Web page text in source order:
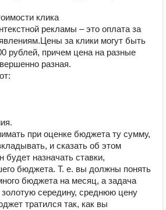
клика
рекламы – это оплата за
за клики могут быть
рублей, причем цена на разные
разная.
при оценке бюджета ту сумму,
и сказать об этом
будет назначать ставки,
бюджета. Т. е. вы должны понять
бюджета на месяц, а задача
золотую середину, среднюю цену
тратился так, как вы